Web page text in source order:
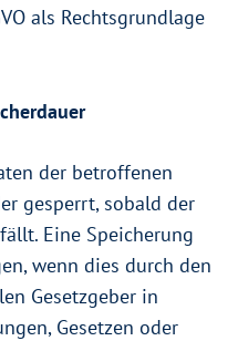
als Rechtsgrundlage
der betroffenen
gesperrt, sobald der
Eine Speicherung
wenn dies durch den
Gesetzgeber in
Gesetzen oder